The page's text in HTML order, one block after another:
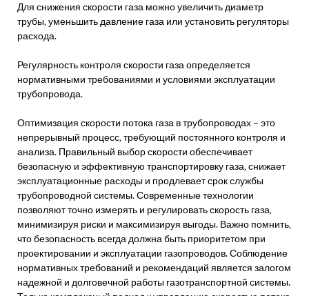
Для снижения скорости газа можно увеличить диаметр
трубы‚ уменьшить давление газа или установить регуляторы
расхода.
Регулярность контроля скорости газа определяется
нормативными требованиями и условиями эксплуатации
трубопровода.
Оптимизация скорости потока газа в трубопроводах – это
непрерывный процесс‚ требующий постоянного контроля и
анализа. Правильный выбор скорости обеспечивает
безопасную и эффективную транспортировку газа‚ снижает
эксплуатационные расходы и продлевает срок службы
трубопроводной системы. Современные технологии
позволяют точно измерять и регулировать скорость газа‚
минимизируя риски и максимизируя выгоды. Важно помнить‚
что безопасность всегда должна быть приоритетом при
проектировании и эксплуатации газопроводов. Соблюдение
нормативных требований и рекомендаций является залогом
надежной и долговечной работы газотранспортной системы.